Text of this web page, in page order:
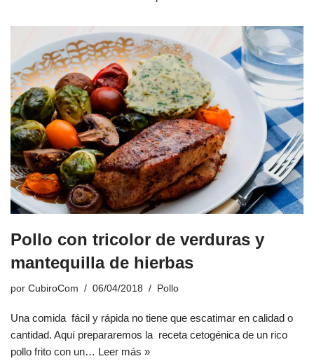
Pollo con tricolor de verduras y
mantequilla de hierbas
por CubiroCom 06/04/2018 Pollo
Una comida fácil y rápida no tiene que escatimar en calidad o
cantidad. Aquí prepararemos la receta cetogénica de un rico
pollo frito con un… Leer más »